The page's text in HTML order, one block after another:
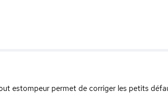
estompeur permet de corriger les petits